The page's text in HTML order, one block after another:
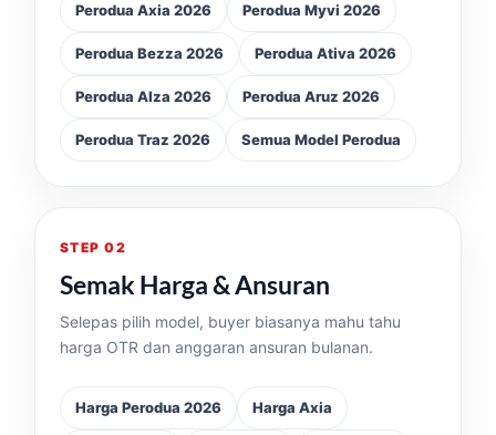
Perodua Axia 2026 Perodua Myvi 2026
Perodua Bezza 2026 Perodua Ativa 2026
Perodua Alza 2026 Perodua Aruz 2026
Perodua Traz 2026 Semua Model Perodua
STEP 02
Semak Harga & Ansuran
Selepas pilih model, buyer biasanya mahu tahu
harga OTR dan anggaran ansuran bulanan.
Harga Perodua 2026 Harga Axia